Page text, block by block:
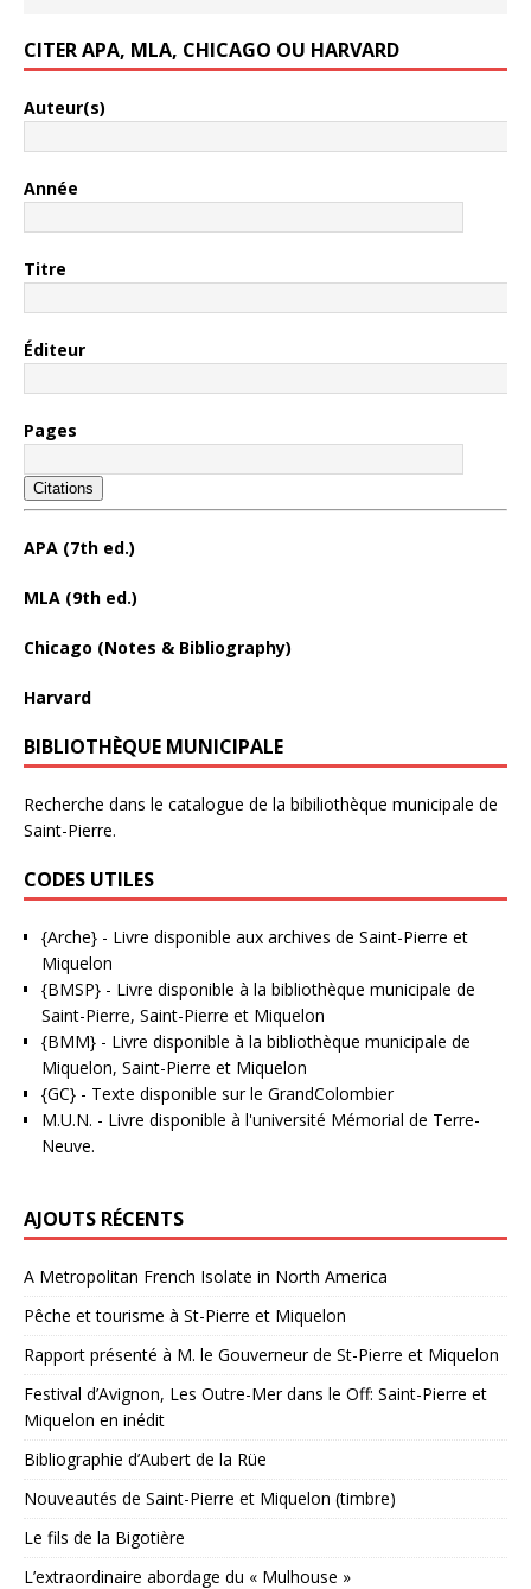
CITER APA, MLA, CHICAGO OU HARVARD
Auteur(s)
Année
Titre
Éditeur
Pages
Citations
APA (7th ed.)
MLA (9th ed.)
Chicago (Notes & Bibliography)
Harvard
BIBLIOTHÈQUE MUNICIPALE
Recherche dans le catalogue de la bibiliothèque municipale de
Saint-Pierre.
CODES UTILES
{Arche} - Livre disponible aux archives de Saint-Pierre et
Miquelon
{BMSP} - Livre disponible à la bibliothèque municipale de
Saint-Pierre, Saint-Pierre et Miquelon
{BMM} - Livre disponible à la bibliothèque municipale de
Miquelon, Saint-Pierre et Miquelon
{GC} - Texte disponible sur le GrandColombier
M.U.N. - Livre disponible à l'université Mémorial de Terre-
Neuve.
AJOUTS RÉCENTS
A Metropolitan French Isolate in North America
Pêche et tourisme à St-Pierre et Miquelon
Rapport présenté à M. le Gouverneur de St-Pierre et Miquelon
Festival d’Avignon, Les Outre-Mer dans le Off: Saint-Pierre et
Miquelon en inédit
Bibliographie d’Aubert de la Rüe
Nouveautés de Saint-Pierre et Miquelon (timbre)
Le fils de la Bigotière
L’extraordinaire abordage du « Mulhouse »